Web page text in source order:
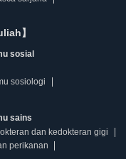
】
sosial
sosiologi
sains
dan kedokteran gigi
perikanan